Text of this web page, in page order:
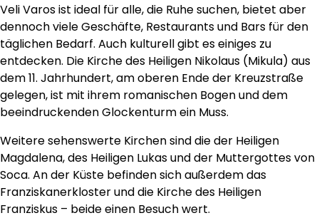
Veli Varos ist ideal für alle, die Ruhe suchen, bietet aber
dennoch viele Geschäfte, Restaurants und Bars für den
täglichen Bedarf. Auch kulturell gibt es einiges zu
entdecken. Die Kirche des Heiligen Nikolaus (Mikula) aus
dem 11. Jahrhundert, am oberen Ende der Kreuzstraße
gelegen, ist mit ihrem romanischen Bogen und dem
beeindruckenden Glockenturm ein Muss.
Weitere sehenswerte Kirchen sind die der Heiligen
Magdalena, des Heiligen Lukas und der Muttergottes von
Soca. An der Küste befinden sich außerdem das
Franziskanerkloster und die Kirche des Heiligen
Franziskus – beide einen Besuch wert.